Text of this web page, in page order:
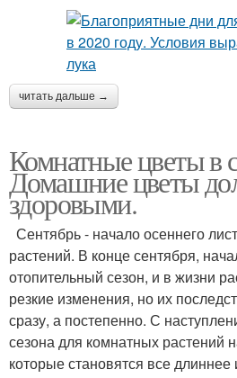
читать дальше →
Комнатные цветы в
Домашние цветы
здоровыми.
Сентябрь - начало осеннего
растений. В конце сентября,
отопительный сезон, и в жизни
резкие изменения, но их
сразу, а постепенно. С
сезона для комнатных растений
которые становятся все